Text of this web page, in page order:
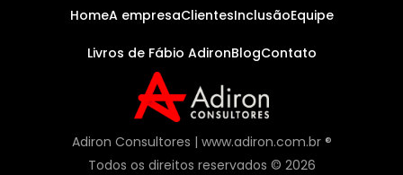
HomeA empresaClientesInclusãoEquipe
Livros de Fábio AdironBlogContato
Adiron Consultores | www.adiron.com.br ®
Todos os direitos reservados © 2026